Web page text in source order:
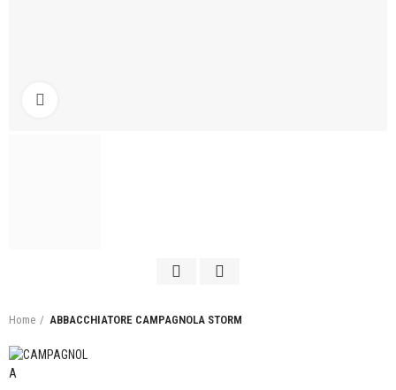
Home ABBACCHIATORE CAMPAGNOLA STORM